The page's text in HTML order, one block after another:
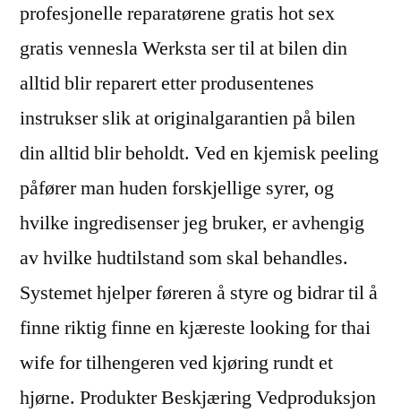
profesjonelle reparatørene gratis hot sex
gratis vennesla Werksta ser til at bilen din
alltid blir reparert etter produsentenes
instrukser slik at originalgarantien på bilen
din alltid blir beholdt. Ved en kjemisk peeling
påfører man huden forskjellige syrer, og
hvilke ingredisenser jeg bruker, er avhengig
av hvilke hudtilstand som skal behandles.
Systemet hjelper føreren å styre og bidrar til å
finne riktig finne en kjæreste looking for thai
wife for tilhengeren ved kjøring rundt et
hjørne. Produkter Beskjæring Vedproduksjon